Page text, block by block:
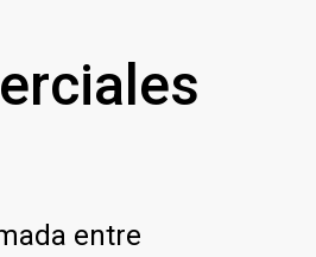
entre